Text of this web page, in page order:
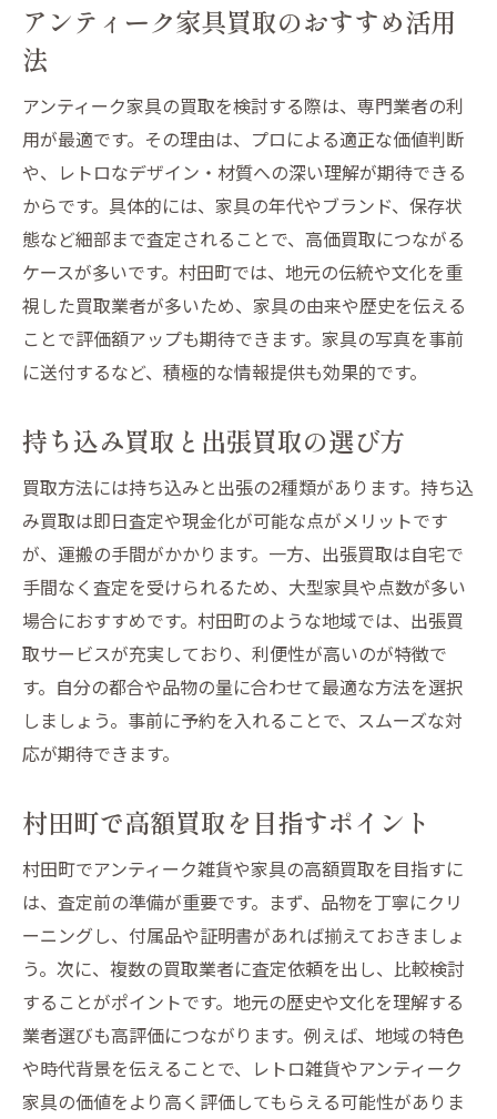
アンティーク家具買取のおすすめ活用
法
アンティーク家具の買取を検討する際は、専門業者の利
用が最適です。その理由は、プロによる適正な価値判断
や、レトロなデザイン・材質への深い理解が期待できる
からです。具体的には、家具の年代やブランド、保存状
態など細部まで査定されることで、高価買取につながる
ケースが多いです。村田町では、地元の伝統や文化を重
視した買取業者が多いため、家具の由来や歴史を伝える
ことで評価額アップも期待できます。家具の写真を事前
に送付するなど、積極的な情報提供も効果的です。
持ち込み買取と出張買取の選び方
買取方法には持ち込みと出張の2種類があります。持ち込
み買取は即日査定や現金化が可能な点がメリットです
が、運搬の手間がかかります。一方、出張買取は自宅で
手間なく査定を受けられるため、大型家具や点数が多い
場合におすすめです。村田町のような地域では、出張買
取サービスが充実しており、利便性が高いのが特徴で
す。自分の都合や品物の量に合わせて最適な方法を選択
しましょう。事前に予約を入れることで、スムーズな対
応が期待できます。
村田町で高額買取を目指すポイント
村田町でアンティーク雑貨や家具の高額買取を目指すに
は、査定前の準備が重要です。まず、品物を丁寧にクリ
ーニングし、付属品や証明書があれば揃えておきましょ
う。次に、複数の買取業者に査定依頼を出し、比較検討
することがポイントです。地元の歴史や文化を理解する
業者選びも高評価につながります。例えば、地域の特色
や時代背景を伝えることで、レトロ雑貨やアンティーク
家具の価値をより高く評価してもらえる可能性がありま